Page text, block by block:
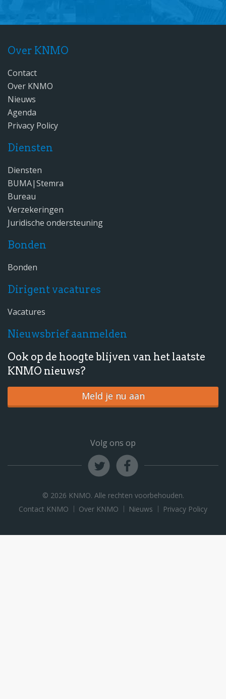
Over KNMO
Contact
Over KNMO
Nieuws
Agenda
Privacy Policy
Diensten
Diensten
BUMA|Stemra
Bureau
Verzekeringen
Juridische ondersteuning
Bonden
Bonden
Dirigent vacatures
Vacatures
Nieuwsbrief aanmelden
Ook op de hoogte blijven van het laatste
KNMO nieuws?
Meld je nu aan
Volg ons op
© 2026 KNMO. Alle rechten voorbehouden.
Contact KNMO
Over KNMO Nieuws Privacy Policy